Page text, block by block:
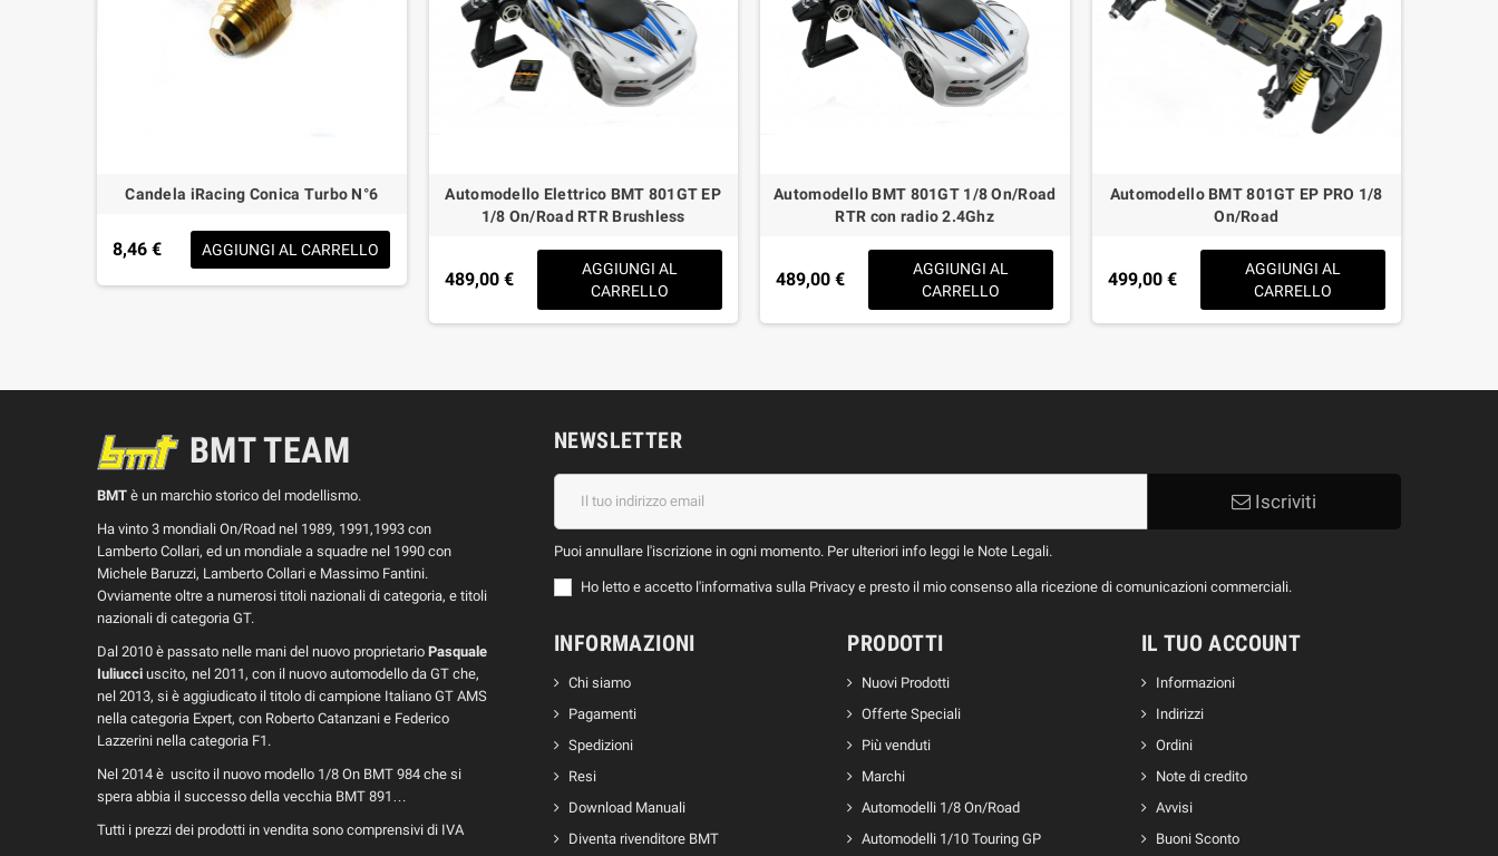
Candela iRacing Conica Turbo N°6
8,46 € AGGIUNGI AL CARRELLO
Automodello Elettrico BMT 801GT EP
1/8 On/Road RTR Brushless
489,00 €
AGGIUNGI AL
CARRELLO
Automodello BMT 801GT 1/8 On/Road
RTR con radio 2.4Ghz
489,00 €
AGGIUNGI AL
CARRELLO
Automodello BMT 801GT EP PRO 1/8
On/Road
499,00 €
AGGIUNGI AL
CARRELLO
BMT TEAM
BMT è un marchio storico del modellismo.
Ha vinto 3 mondiali On/Road nel 1989, 1991,1993 con
Lamberto Collari, ed un mondiale a squadre nel 1990 con
Michele Baruzzi, Lamberto Collari e Massimo Fantini.
Ovviamente oltre a numerosi titoli nazionali di categoria, e titoli
nazionali di categoria GT.
Dal 2010 è passato nelle mani del nuovo proprietario Pasquale
Iuliucci uscito, nel 2011, con il nuovo automodello da GT che,
nel 2013, si è aggiudicato il titolo di campione Italiano GT AMS
nella categoria Expert, con Roberto Catanzani e Federico
Lazzerini nella categoria F1.
Nel 2014 è uscito il nuovo modello 1/8 On BMT 984 che si
spera abbia il successo della vecchia BMT 891…
Tutti i prezzi dei prodotti in vendita sono comprensivi di IVA
NEWSLETTER
Iscriviti
Puoi annullare l'iscrizione in ogni momento. Per ulteriori info leggi le Note Legali.
Ho letto e accetto l'informativa sulla Privacy e presto il mio consenso alla ricezione di comunicazioni commerciali.
INFORMAZIONI
Chi siamo
Pagamenti
Spedizioni
Resi
Download Manuali
Diventa rivenditore BMT
PRODOTTI
Nuovi Prodotti
Offerte Speciali
Più venduti
Marchi
Automodelli 1/8 On/Road
Automodelli 1/10 Touring GP
IL TUO ACCOUNT
Informazioni
Indirizzi
Ordini
Note di credito
Avvisi
Buoni Sconto